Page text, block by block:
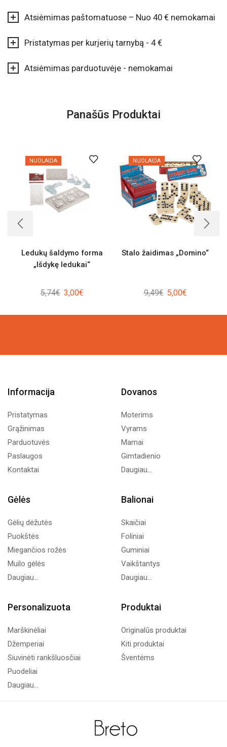
Atsiėmimas paštomatuose – Nuo 40 € nemokamai
Pristatymas per kurjerių tarnybą - 4 €
Atsiėmimas parduotuvėje - nemokamai
Panašūs Produktai
NUOLAIDA
Ledukų šaldymo forma
„Išdykę ledukai“
5,74€ Original
was:
3,00€Current
is:
NUOLAIDA
Stalo žaidimas „Domino“
9,49€ Original
was:
5,00€Current
is:
Informacija
Pristatymas
Grąžinimas
Parduotuvės
Paslaugos
Kontaktai
Dovanos
Moterims
Vyrams
Mamai
Gimtadienio
Daugiau...
Gėlės
Gėlių dėžutės
Puokštės
Miegančios rožės
Muilo gėlės
Daugiau...
Balionai
Skaičiai
Foliniai
Guminiai
Vaikštantys
Daugiau...
Personalizuota
Marškinėliai
Džemperiai
Siuvinėti rankšluosčiai
Puodeliai
Daugiau...
Produktai
Originalūs produktai
Kiti produktai
Šventėms